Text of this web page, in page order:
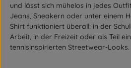
und lässt sich mühelos in jedes
Jeans, Sneakern oder unter einem
Shirt funktioniert überall: in der
Arbeit, in der Freizeit oder als Teil
tennisinspirierten Streetwear-Looks.